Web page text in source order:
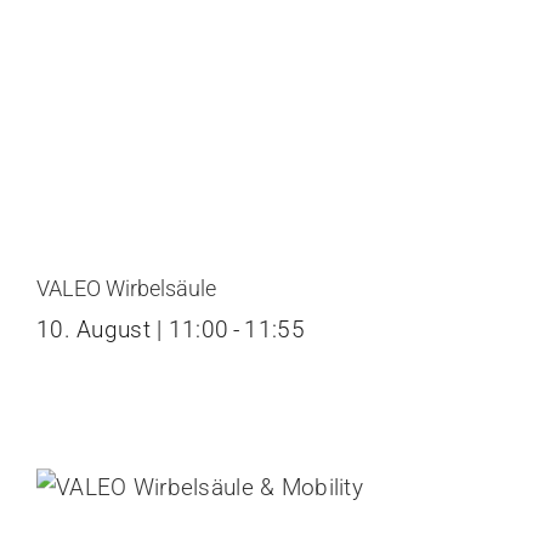
VALEO Wirbelsäule
10. August | 11:00 - 11:55